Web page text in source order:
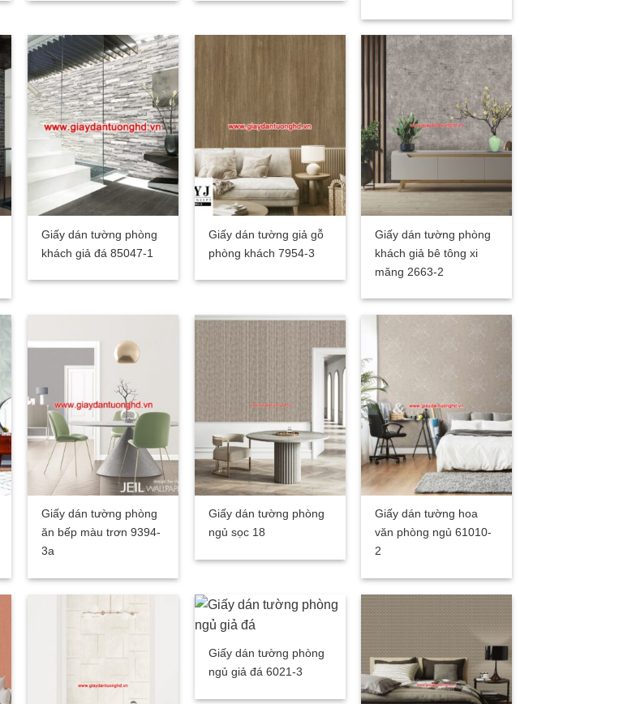
Giấy dán tường phòng
khách giả đá 85047-1
Giấy dán tường giả gỗ
phòng khách 7954-3
Giấy dán tường phòng
khách giả bê tông xi
măng 2663-2
Giấy dán tường phòng
ăn bếp màu trơn 9394-
3a
Giấy dán tường phòng
ngủ sọc 18
Giấy dán tường hoa
văn phòng ngủ 61010-
2
Giấy dán tường phòng
ngủ giả đá 6021-3